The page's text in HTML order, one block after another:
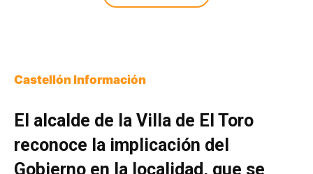
Castellón Información
El alcalde de la Villa de El Toro
reconoce la implicación del
Gobierno en la localidad, que se